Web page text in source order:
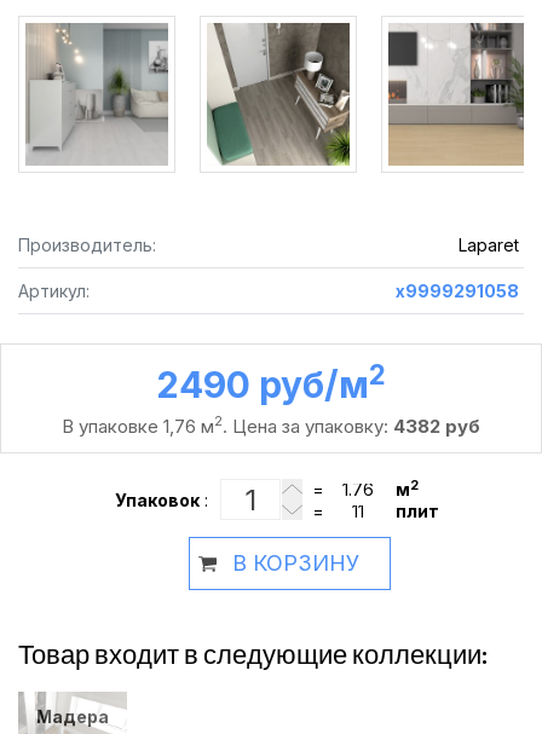
Производитель: Laparet
Артикул: х9999291058
2490 руб /м2
В упаковке 1,76 м2. Цена за упаковку: 4382 руб
Упаковок :
= м2
= плит
В КОРЗИНУ
Товар входит в следующие коллекции:
Мадера